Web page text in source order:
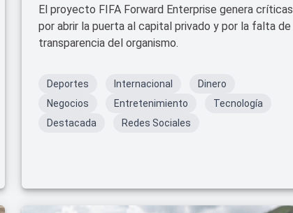
El proyecto FIFA Forward Enterprise genera críticas
por abrir la puerta al capital privado y por la falta de
transparencia del organismo.
Deportes Internacional
Dinero
Negocios
Entretenimiento
Tecnología
Destacada
Redes Sociales